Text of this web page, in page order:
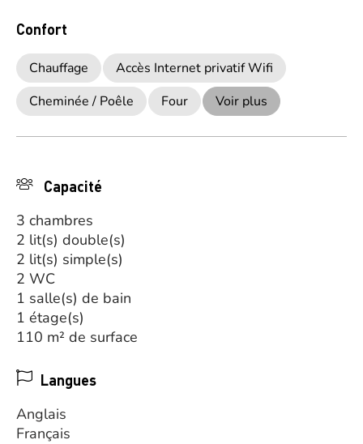
Confort
Chauffage
Accès Internet privatif Wifi
Cheminée / Poêle
Four Voir plus
Capacité
3 chambres
2 lit(s) double(s)
2 lit(s) simple(s)
2 WC
1 salle(s) de bain
1 étage(s)
110 m² de surface
Langues
Anglais
Français